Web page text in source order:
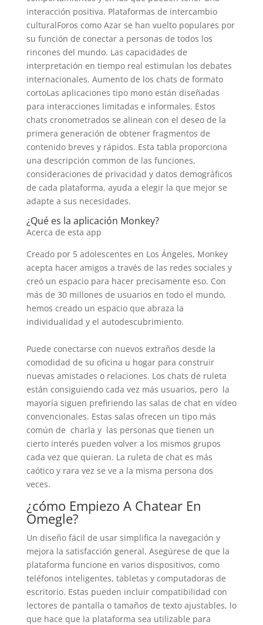
interacción positiva. Plataformas de intercambio
culturalForos como Azar se han vuelto populares por
su función de conectar a personas de todos los
rincones del mundo. Las capacidades de
interpretación en tiempo real estimulan los debates
internacionales. Aumento de los chats de formato
cortoLas aplicaciones tipo mono están diseñadas
para interacciones limitadas e informales. Estos
chats cronometrados se alinean con el deseo de la
primera generación de obtener fragmentos de
contenido breves y rápidos. Esta tabla proporciona
una descripción common de las funciones,
consideraciones de privacidad y datos demográficos
de cada plataforma, ayuda a elegir la que mejor se
adapte a sus necesidades.
¿Qué es la aplicación Monkey?
Acerca de esta app
Creado por 5 adolescentes en Los Ángeles, Monkey
acepta hacer amigos a través de las redes sociales y
creó un espacio para hacer precisamente eso. Con
más de 30 millones de usuarios en todo el mundo,
hemos creado un espacio que abraza la
individualidad y el autodescubrimiento.
Puede conectarse con nuevos extraños desde la
comodidad de su oficina u hogar para construir
nuevas amistades o relaciones. Los chats de ruleta
están consiguiendo cada vez más usuarios, pero la
mayoría siguen prefiriendo las salas de chat en vídeo
convencionales. Estas salas ofrecen un tipo más
común de charla y las personas que tienen un
cierto interés pueden volver a los mismos grupos
cada vez que quieran. La ruleta de chat es más
caótico y rara vez se ve a la misma persona dos
veces.
¿cómo Empiezo A Chatear En
Omegle?
Un diseño fácil de usar simplifica la navegación y
mejora la satisfacción general. Asegúrese de que la
plataforma funcione en varios dispositivos, como
teléfonos inteligentes, tabletas y computadoras de
escritorio. Estas pueden incluir compatibilidad con
lectores de pantalla o tamaños de texto ajustables, lo
que hace que la plataforma sea utilizable para